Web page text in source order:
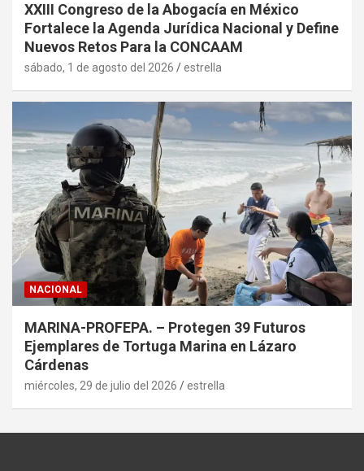
XXIII Congreso de la Abogacía en México
Fortalece la Agenda Jurídica Nacional y Define
Nuevos Retos Para la CONCAAM
sábado, 1 de agosto del 2026 estrella
NACIONAL
MARINA-PROFEPA. – Protegen 39 Futuros
Ejemplares de Tortuga Marina en Lázaro
Cárdenas
miércoles, 29 de julio del 2026 estrella